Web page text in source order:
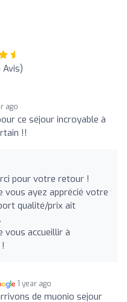
ago
ce séjour incroyable à
!!
pour votre retour !
vous ayez apprécié votre
qualité/prix ait
vous accueillir à
1 year ago
de muonio sejour